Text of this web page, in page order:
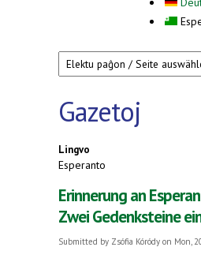
Gazetoj
Lingvo
Esperanto
Erinnerung an
Zwei Gedenksteine
Submitted by Zsófia Kóródy on Mon,